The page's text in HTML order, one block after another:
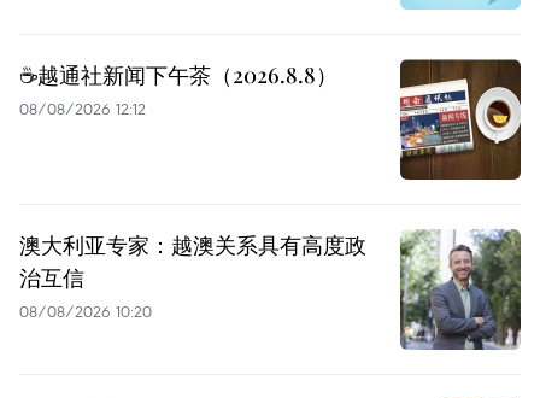
☕️越通社新闻下午茶（2026.8.8）
08/08/2026 12:12
澳大利亚专家：越澳关系具有高度政
治互信
08/08/2026 10:20